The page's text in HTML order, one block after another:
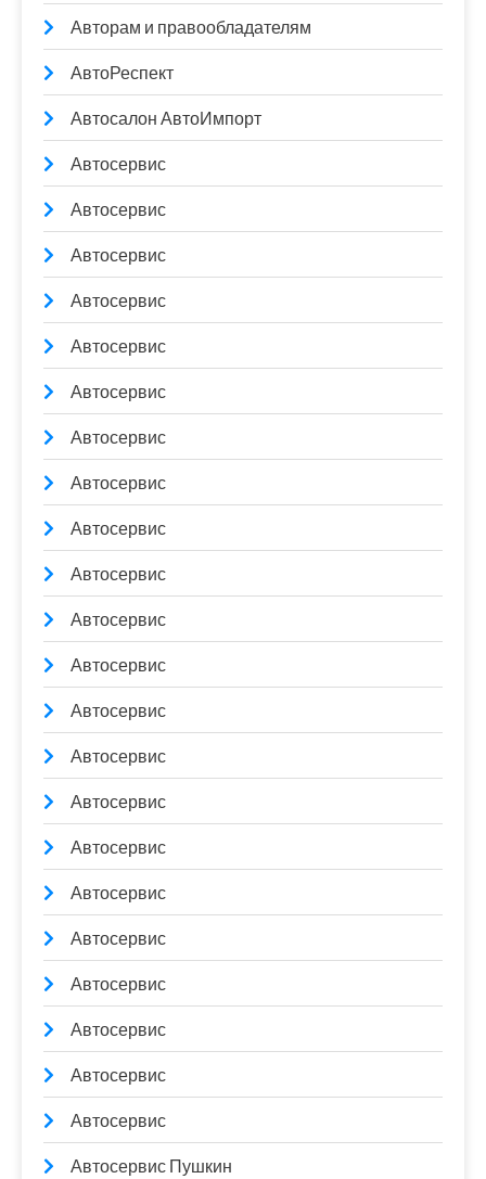
Авторам и правообладателям
АвтоРеспект
Автосалон АвтоИмпорт
Автосервис
Автосервис
Автосервис
Автосервис
Автосервис
Автосервис
Автосервис
Автосервис
Автосервис
Автосервис
Автосервис
Автосервис
Автосервис
Автосервис
Автосервис
Автосервис
Автосервис
Автосервис
Автосервис
Автосервис
Автосервис
Автосервис
Автосервис Пушкин